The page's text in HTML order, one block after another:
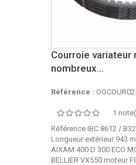
Courroie variateur
nombreux...
Référence :
1
Référence IBC 8612 /
Longueur extérieur 943
AIXAM 400 D 300 ECO
BELLIER VX550 moteur